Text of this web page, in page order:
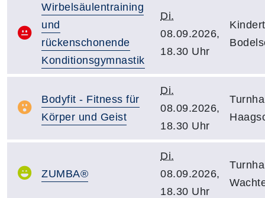
Wirbelsäulentraining
und
rückenschonende
Konditionsgymnastik
Di.
08.09.2026,
18.30 Uhr
Bodyfit - Fitness für
Körper und Geist
Di.
08.09.2026,
18.30 Uhr
ZUMBA®
Di.
08.09.2026,
18.30 Uhr